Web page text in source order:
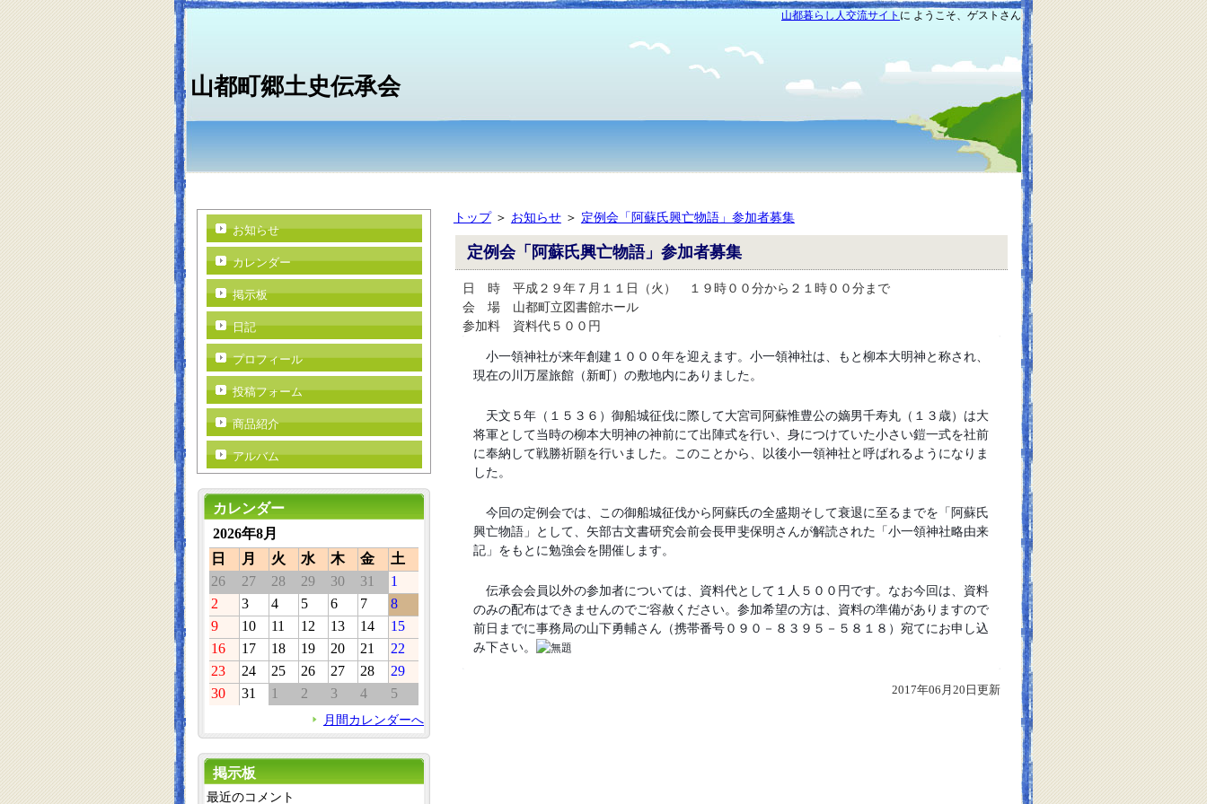
山都暮らし人交流サイト に ようこそ、ゲストさん
山都町郷土史伝承会
トップ＞ お知らせ＞ 定例会「阿蘇氏興亡物語」参加者募集
定例会「阿蘇氏興亡物語」参加者募集
日 時 平成２９年７月１１日（火） １９時００分から２１時００分まで
会 場 山都町立図書館ホール
参加料 資料代５００円
小一領神社が来年創建１０００年を迎えます。 小一領神社は、もと柳本大明神と称され、
現在の川万屋旅館（新町）の敷地内にありました。
天文５年（１５３６）御船城征伐に際して大宮司阿蘇惟豊公の嫡男千寿丸（１３歳）は大
将軍として当時の柳本大明神の神前にて出陣式を行い、身につけていた小さい鎧一式を社前
に奉納して戦勝祈願を行いました。このことから 、以後小一領神社と呼ばれるようになりま
した。
今回の定例会では、この御船城征伐から阿蘇氏の全盛期そして衰退に至るまでを「阿蘇氏
興亡物語」として、矢部古文書研究会前会長甲斐保明さんが解読された「小一領神社略由来
記」をもとに勉強会を開催します。
伝承会会員以外の参加者については、資料代として１人 ５００円です。なお今回は、資料
のみの配布はできませんのでご容赦ください。参加希望の方は、資料の準備があ りますので
前日までに事務局の山下勇輔さん（携帯番号０９０－ ８３９５－５８１８）宛てにお申し込
み下さい。
2017年06月20日更新
お知らせ
カレンダー
掲示板
日記
プロフィール
投稿フォーム
商品紹介
アルバム
カレンダー
2026年8月
日
月 火 水 木 金
土
26
27 28 29 30 31
1
2
3 4 5 6 7
8
9
10 11 12 13 14
15
16
17 18 19 20 21
22
23
24 25 26 27 28
29
30
31 1 2 3 4 5
月間カレンダーへ
掲示板
最近のコメント